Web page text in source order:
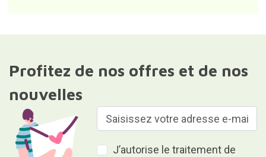
Profitez de nos offres et de nos
nouvelles
J’autorise le traitement de